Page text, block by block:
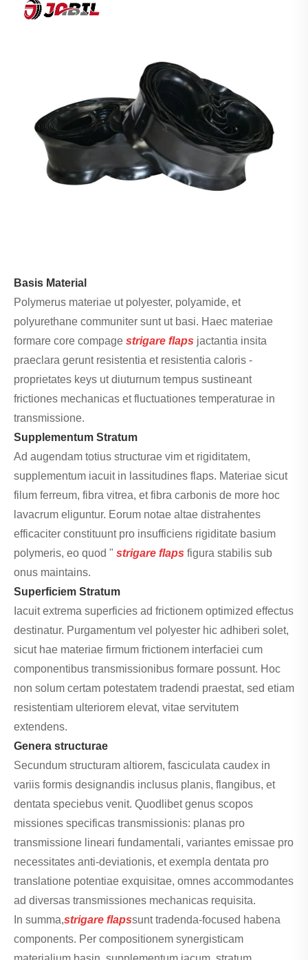
Basis Material
Polymerus materiae ut polyester, polyamide, et
polyurethane communiter sunt ut basi. Haec materiae
formare core compage strigare flaps jactantia insita
praeclara gerunt resistentia et resistentia caloris -
proprietates keys ut diuturnum tempus sustineant
frictiones mechanicas et fluctuationes temperaturae in
transmissione.
Supplementum Stratum
Ad augendam totius structurae vim et rigiditatem,
supplementum iacuit in lassitudines flaps. Materiae sicut
filum ferreum, fibra vitrea, et fibra carbonis de more hoc
lavacrum eliguntur. Eorum notae altae distrahentes
efficaciter constituunt pro insufficiens rigiditate basium
polymeris, eo quod " strigare flaps figura stabilis sub
onus maintains.
Superficiem Stratum
Iacuit extrema superficies ad frictionem optimized effectus
destinatur. Purgamentum vel polyester hic adhiberi solet,
sicut hae materiae firmum frictionem interfaciei cum
componentibus transmissionibus formare possunt. Hoc
non solum certam potestatem tradendi praestat, sed etiam
resistentiam ulteriorem elevat, vitae servitutem
extendens.
Genera structurae
Secundum structuram altiorem, fasciculata caudex in
variis formis designandis inclusus planis, flangibus, et
dentata speciebus venit. Quodlibet genus scopos
missiones specificas transmissionis: planas pro
transmissione lineari fundamentali, variantes emissae pro
necessitates anti-deviationis, et exempla dentata pro
translatione potentiae exquisitae, omnes accommodantes
ad diversas transmissiones mechanicas requisita.
In summa,strigare flapssunt tradenda-focused habena
components. Per compositionem synergisticam